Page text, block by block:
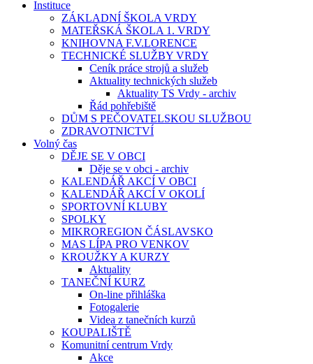
Instituce
ZÁKLADNÍ ŠKOLA VRDY
MATEŘSKÁ ŠKOLA 1. VRDY
KNIHOVNA F.V.LORENCE
TECHNICKÉ SLUŽBY VRDY
Ceník práce strojů a služeb
Aktuality technických služeb
Aktuality TS Vrdy - archiv
Řád pohřebiště
DŮM S PEČOVATELSKOU SLUŽBOU
ZDRAVOTNICTVÍ
Volný čas
DĚJE SE V OBCI
Děje se v obci - archiv
KALENDÁŘ AKCÍ V OBCI
KALENDÁŘ AKCÍ V OKOLÍ
SPORTOVNÍ KLUBY
SPOLKY
MIKROREGION ČÁSLAVSKO
MAS LÍPA PRO VENKOV
KROUŽKY A KURZY
Aktuality
TANEČNÍ KURZ
On-line přihláška
Fotogalerie
Videa z tanečních kurzů
KOUPALIŠTĚ
Komunitní centrum Vrdy
Akce